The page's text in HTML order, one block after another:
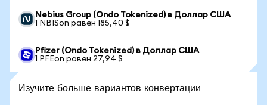
Nebius Group (Ondo Tokenized) в Доллар США
1 NBISon равен 185,40 $
Pfizer (Ondo Tokenized) в Доллар США
1 PFEon равен 27,94 $
Изучите больше вариантов конвертации